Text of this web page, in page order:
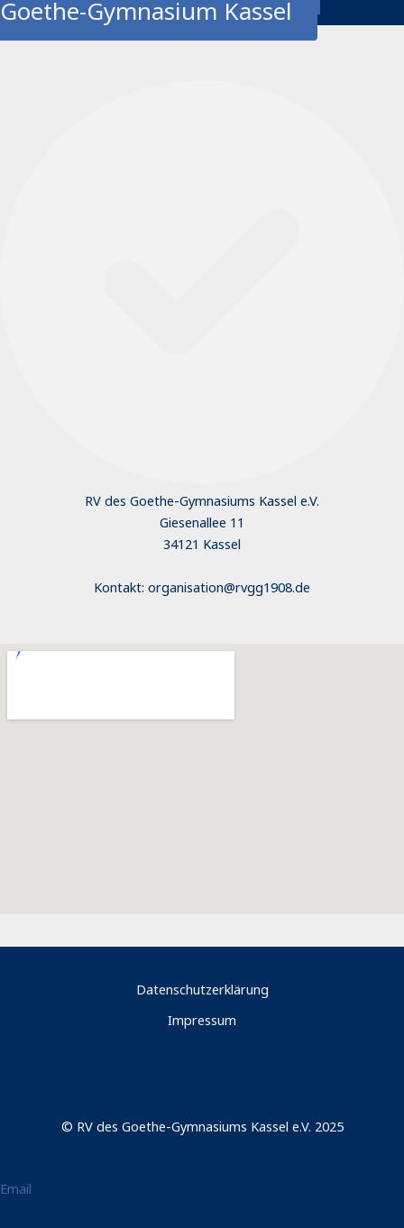
Goethe-Gymnasium Kassel
RV des Goethe-Gymnasiums Kassel e.V.
Giesenallee 11
34121 Kassel
Kontakt: organisation@rvgg1908.de
Datenschutzerklärung
Impressum
© RV des Goethe-Gymnasiums Kassel e.V. 2025
Email